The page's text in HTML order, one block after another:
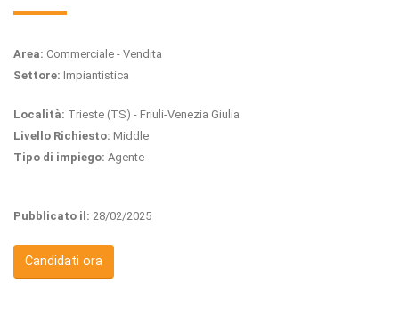
Area: Commerciale - Vendita
Settore: Impiantistica
Località: Trieste (TS) - Friuli-Venezia Giulia
Livello Richiesto: Middle
Tipo di impiego: Agente
Pubblicato il: 28/02/2025
Candidati ora